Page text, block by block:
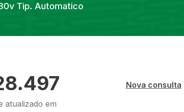
Tip. Automatico
atualizado em
Nova consulta